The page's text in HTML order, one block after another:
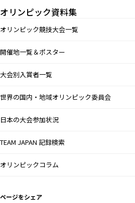
オリンピック資料集
オリンピック競技大会一覧
開催地一覧＆ポスター
大会別入賞者一覧
世界の国内・地域オリンピック委員会
日本の大会参加状況
TEAM JAPAN 記録検索
オリンピックコラム
ページをシェア